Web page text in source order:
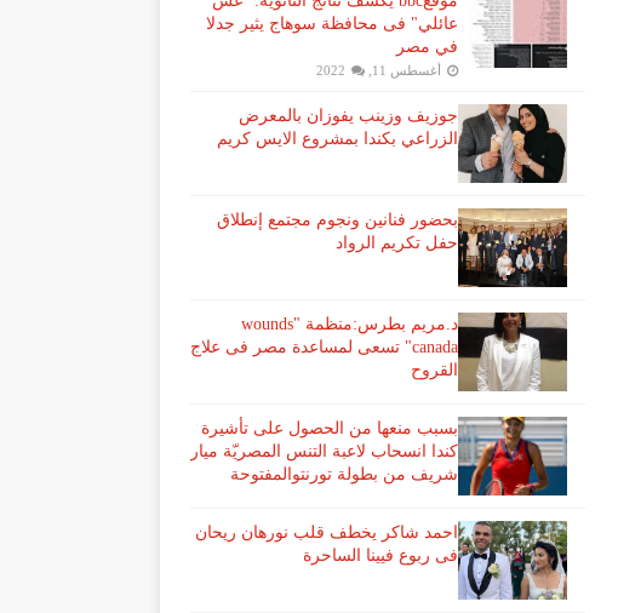
عائلي" فى محافظة سوهاج يثير جدلا
في مصر
أغسطس 11, 2022
جوزيف وزينب يفوزان بالمعرض
الزراعي بكندا بمشروع الايس كريم
بحضور فنانين ونجوم مجتمع إنطلاق
حفل تكريم الرواد
د.مريم بطرس:منظمة "wounds
canada" تسعى لمساعدة مصر فى علاج
القروح
بسبب منعها من الحصول على تأشيرة
كندا انسحاب لاعبة ​التنس​ المصريّة ​ميار
شريف​ من بطولة ​تورنتو​المفتوحة
احمد شاكر يخطف قلب نورهان ريحان
فى ربوع فيينا الساحرة